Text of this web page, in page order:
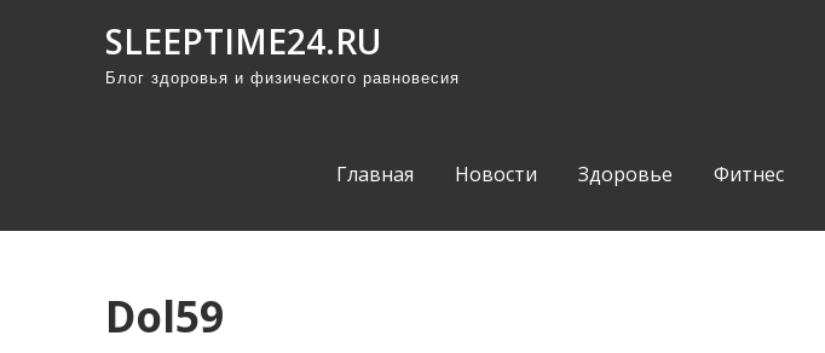
SLEEPTIME24.RU
Блог здоровья и физического равновесия
Главная Новости Здоровье Фитнес
Dol59